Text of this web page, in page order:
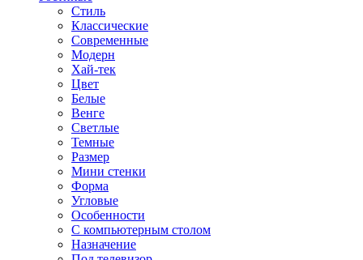
Стиль
Классические
Современные
Модерн
Хай-тек
Цвет
Белые
Венге
Светлые
Темные
Размер
Мини стенки
Форма
Угловые
Особенности
С компьютерным столом
Назначение